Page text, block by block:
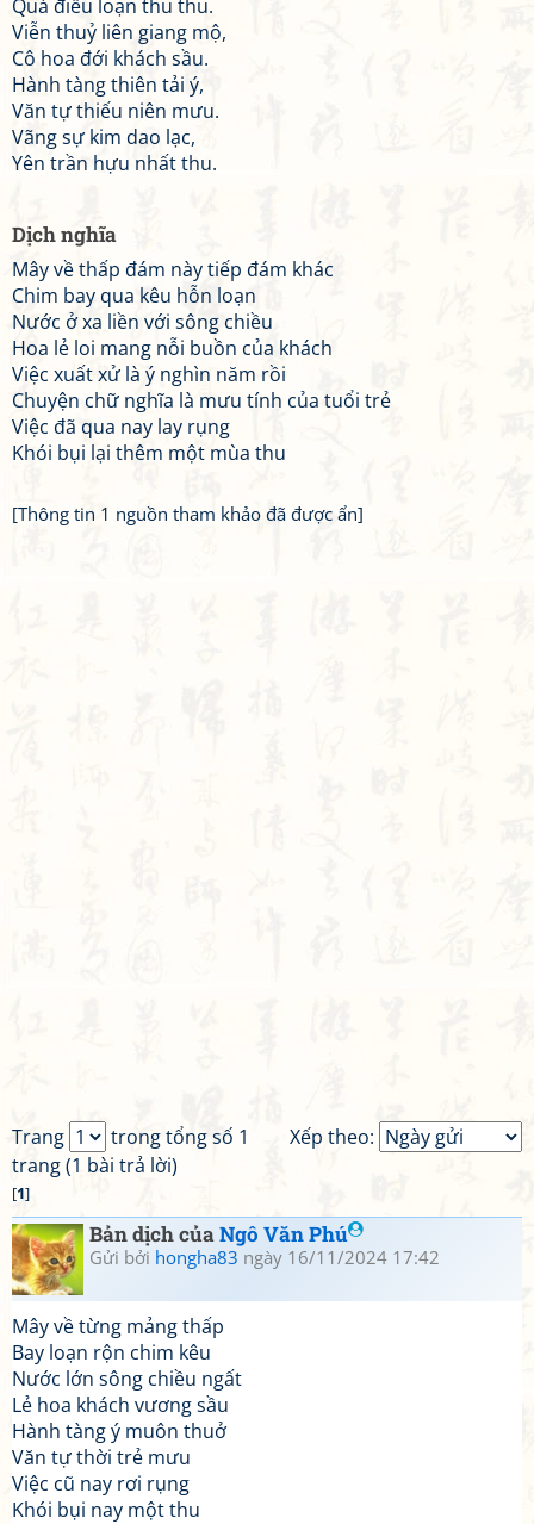
Quá điểu loạn thu thu.
Viễn thuỷ liên giang mộ,
Cô hoa đới khách sầu.
Hành tàng thiên tải ý,
Văn tự thiếu niên mưu.
Vãng sự kim dao lạc,
Yên trần hựu nhất thu.
Dịch nghĩa
Mây về thấp đám này tiếp đám khác
Chim bay qua kêu hỗn loạn
Nước ở xa liền với sông chiều
Hoa lẻ loi mang nỗi buồn của khách
Việc xuất xử là ý nghìn năm rồi
Chuyện chữ nghĩa là mưu tính của tuổi trẻ
Việc đã qua nay lay rụng
Khói bụi lại thêm một mùa thu
[Thông tin 1 nguồn tham khảo đã được ẩn]
Xếp theo:
Trang
trong tổng số 1
trang (1 bài trả lời)
[1]
Bản dịch củaNgô Văn Phú
Gửi bởi hongha83 ngày 16/11/2024 17:42
Mây về từng mảng thấp
Bay loạn rộn chim kêu
Nước lớn sông chiều ngất
Lẻ hoa khách vương sầu
Hành tàng ý muôn thuở
Văn tự thời trẻ mưu
Việc cũ nay rơi rụng
Khói bụi nay một thu